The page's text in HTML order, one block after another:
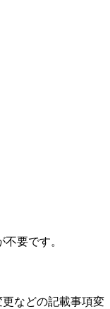
不要です。
などの記載事項変